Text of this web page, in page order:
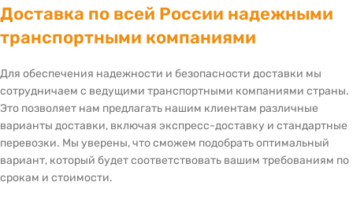
Доставка по всей России надежными
транспортными компаниями
Для обеспечения надежности и безопасности доставки мы
сотрудничаем с ведущими транспортными компаниями страны.
Это позволяет нам предлагать нашим клиентам различные
варианты доставки, включая экспресс-доставку и стандартные
перевозки. Мы уверены, что сможем подобрать оптимальный
вариант, который будет соответствовать вашим требованиям по
срокам и стоимости.